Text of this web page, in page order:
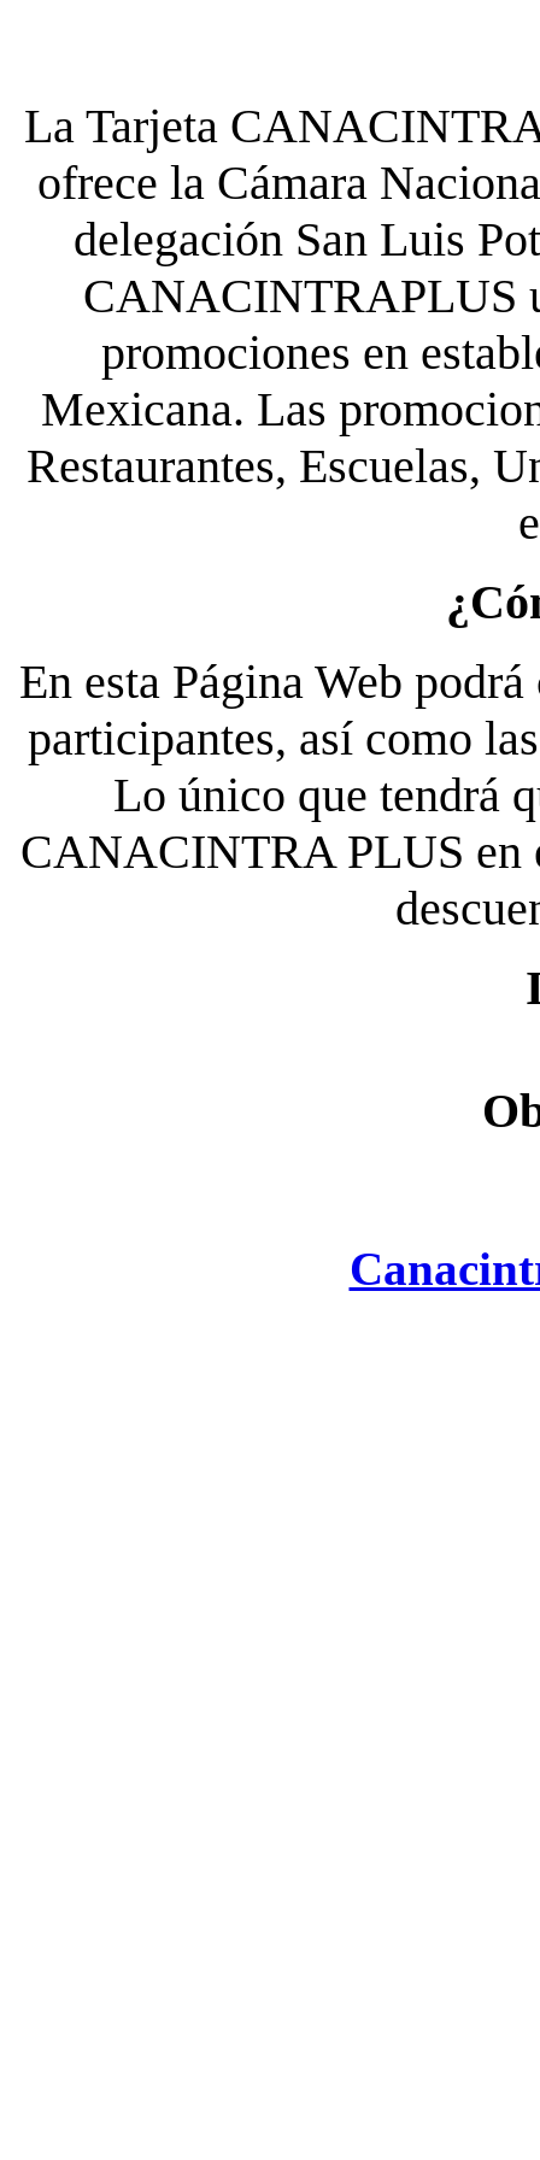
La Tarjeta
ofrece la Cámara
delegación San Luis
CANACINTRAPLUS
promociones en
Mexicana. Las
Restaurantes, Escuelas,
En esta Página Web
participantes, así como
Lo único que tendrá
CANACINTRA PLUS en